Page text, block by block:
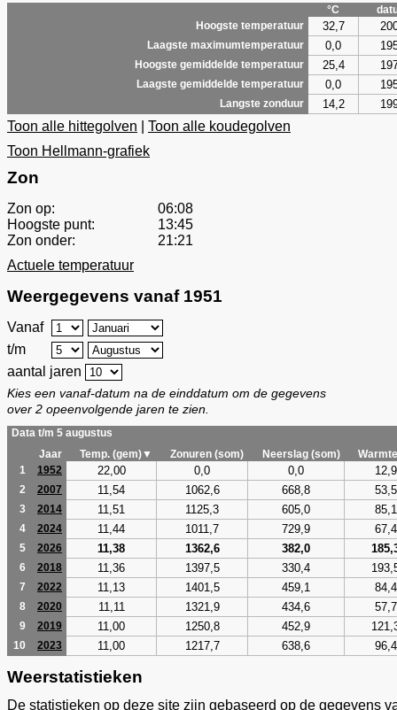
°C
Hoogste temperatuur
32,7
Laagste maximumtemperatuur 0,0
Hoogste gemiddelde temperatuur 25,4
Laagste gemiddelde temperatuur 0,0
Langste zonduur 14,2
Toon alle hittegolven
Toon alle koudegolven
Toon Hellmann-grafiek
Zon
Zon op:
06:08
Hoogste punt:
13:45
Zon onder:
21:21
Actuele temperatuur
Weergegevens vanaf 1951
Vanaf
t/m
aantal jaren
Kies een vanaf-datum na de einddatum om de gegevens
over 2 opeenvolgende jaren te zien.
Data t/m 5 augustus
Jaar
Temp. (gem)▼ Zonuren (som) Neerslag (som)
1
1952 22,00 0,0 0,0 12,9
2 2007 11,54 1062,6 668,8 53,5
3 2014 11,51 1125,3 605,0 85,1
4 2024 11,44 1011,7 729,9 67,4
5 2026 11,38 1362,6 382,0
6 2018 11,36 1397,5 330,4
7 2022 11,13 1401,5 459,1 84,4
8 2020 11,11 1321,9 434,6 57,7
9 2019 11,00 1250,8 452,9
10 2023 11,00 1217,7 638,6 96,4
Weerstatistieken
De statistieken op deze site zijn gebaseerd op de gegevens